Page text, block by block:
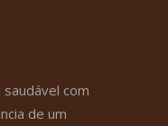
com
de um